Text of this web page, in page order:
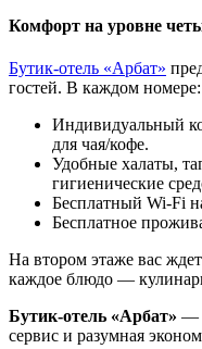
Комфорт на уровне
Бутик-отель «Арбат»
гостей. В каждом номере:
Индивидуальный
для чая/кофе.
Удобные халаты,
гигиенические
Бесплатный Wi-Fi
Бесплатное
На втором этаже вас ждет
каждое блюдо —
Бутик-отель «Арбат» —
сервис и разумная